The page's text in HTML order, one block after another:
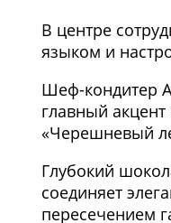
В центре
языком и
Шеф-кондитер
главный
«Черешневый
Глубокий
соединяет
пересечением